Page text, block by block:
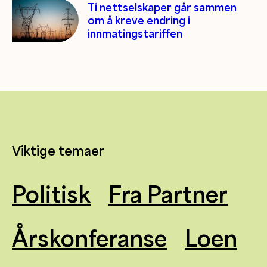
Ti nettselskaper går sammen
om å kreve endring i
innmatingstariffen
Viktige temaer
Politisk
Fra Partner
Årskonferanse
Loen